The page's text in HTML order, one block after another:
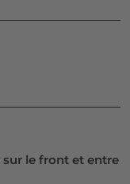
le front et entre